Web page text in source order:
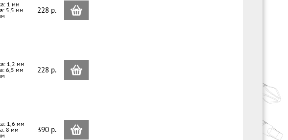
1 мм
5,5 мм
228 p.
1,2 мм
6,5 мм
228 p.
1,6 мм
8 мм
390 p.